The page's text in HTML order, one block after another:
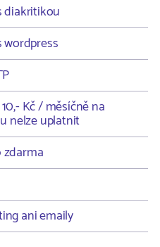
diakritikou
wordpress
Kč / měsíčně na
nelze uplatnit
zdarma
ani emaily